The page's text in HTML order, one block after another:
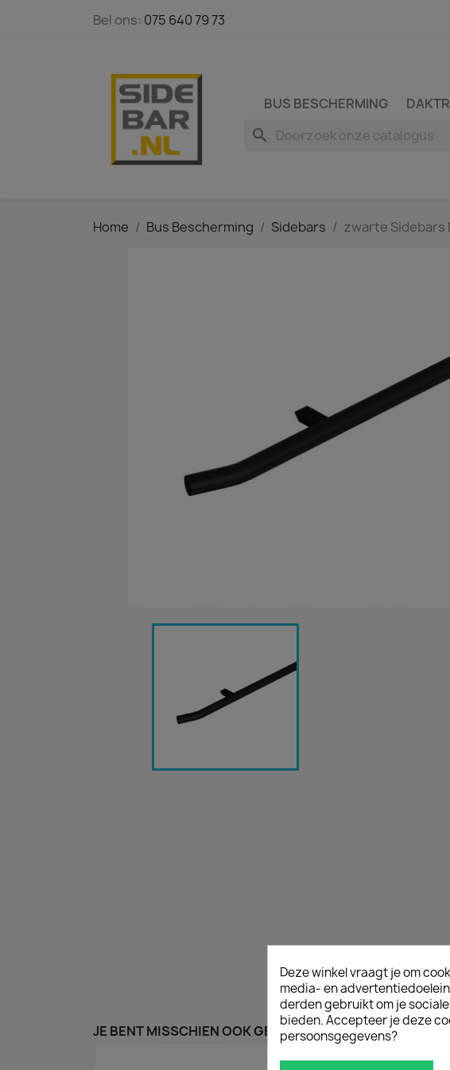
Bel ons: 075 640 79 73
BUS BESCHERMING
search
Home Bus Bescherming Sidebars zwarte Sidebars
JE BENT MISSCHIEN OOK GEÏNTERESSEERD IN
Deze winkel vraagt je om
media- en
derden gebruikt om je
bieden. Accepteer je deze
persoonsgegevens?